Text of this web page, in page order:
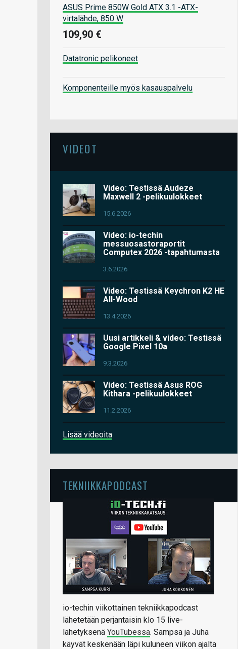
ASUS Prime 850W Gold ATX 3.1 -ATX-
virtalähde, 850 W
109,90 €
Datatronic pelikoneet
Komponenteille myös kasauspalvelu
VIDEOT
Video: Testissä Audeze
Maxwell 2 -pelikuulokkeet
15.6.2026
Video: io-techin
messuosastoraportit
Computex 2026 -tapahtumasta
3.6.2026
Video: Testissä Keychron K2 HE
All-Wood
13.4.2026
Uusi artikkeli & video: Testissä
Google Pixel 10a
9.3.2026
Video: Testissä Asus ROG
Kithara -pelikuulokkeet
11.2.2026
Lisää videoita
TEKNIIKKAPODCAST
io-techin viikottainen tekniikkapodcast
lähetetään perjantaisin klo 15 live-
lähetyksenä YouTubessa. Sampsa ja Juha
käyvät keskenään läpi kuluneen viikon ajalta